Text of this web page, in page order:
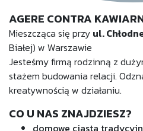
AGERE CONTRA
Mieszcząca się przy ul.
Białej) w Warszawie
Jesteśmy firmą rodzinną z
stażem budowania relacji.
kreatywnością w działaniu.
CO U NAS ZNAJDZIESZ?
domowe ciasta